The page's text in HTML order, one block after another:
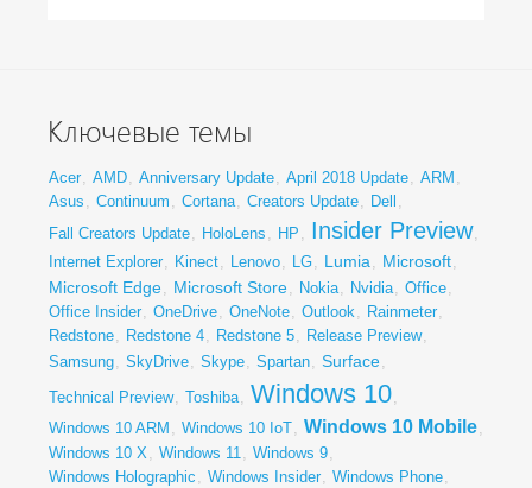
Ключевые темы
Acer, AMD, Anniversary Update, April 2018 Update, ARM ,
Asus , Continuum , Cortana, Creators Update, Dell ,
Fall Creators Update, HoloLens , HP , Insider Preview,
Internet Explorer, Kinect, Lenovo, LG, Lumia, Microsoft,
Microsoft Edge, Microsoft Store, Nokia, Nvidia, Office,
Office Insider, OneDrive, OneNote, Outlook, Rainmeter,
Redstone, Redstone 4, Redstone 5, Release Preview,
Samsung, SkyDrive, Skype, Spartan, Surface,
Technical Preview, Toshiba, Windows 10,
Windows 10 ARM , Windows 10 IoT, Windows 10 Mobile,
Windows 10 X, Windows 11, Windows 9,
Windows Holographic , Windows Insider, Windows Phone,